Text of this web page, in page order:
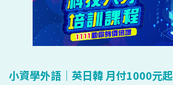
小資學外語｜英日韓 月付1000元起